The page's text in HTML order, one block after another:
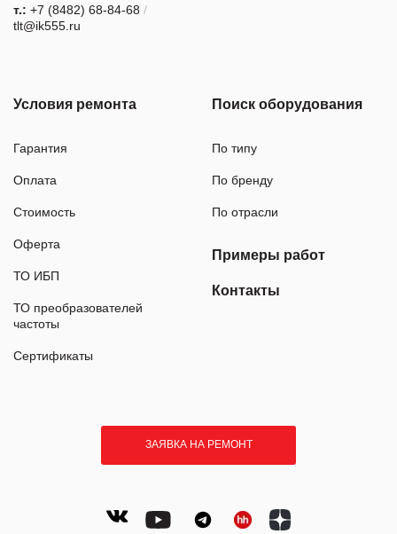
т.: +7 (8482) 68-84-68 /
tlt@ik555.ru
Условия ремонта
Гарантия
Оплата
Стоимость
Оферта
ТО ИБП
ТО преобразователей
частоты
Сертификаты
Поиск оборудования
По типу
По бренду
По отрасли
Примеры работ
Контакты
ЗАЯВКА НА РЕМОНТ